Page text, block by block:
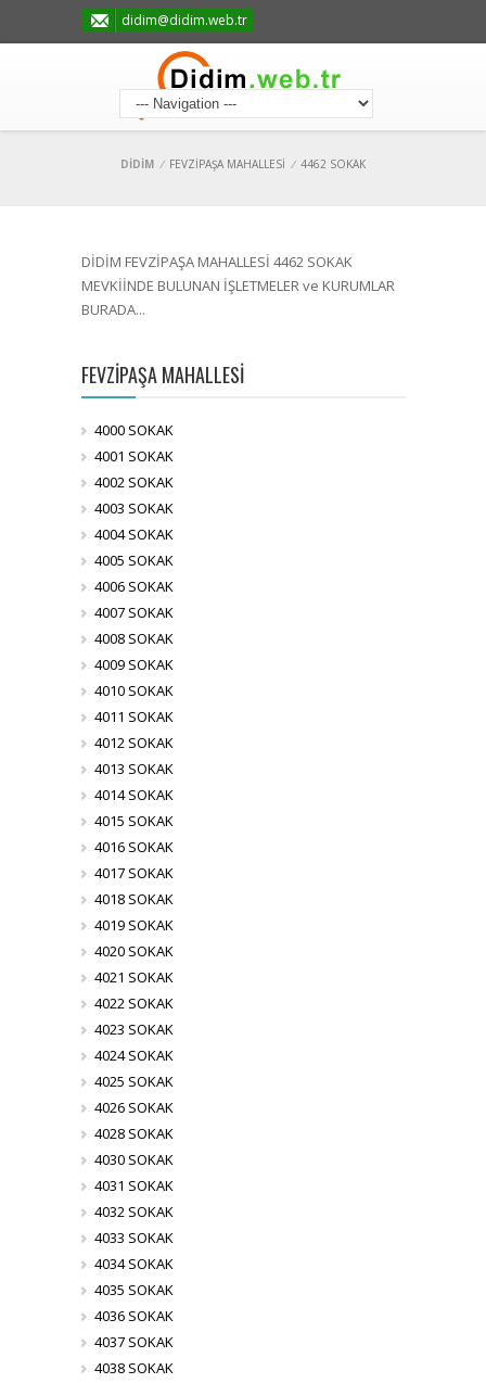
didim@didim.web.tr
DİDİM / FEVZİPAŞA MAHALLESİ / 4462 SOKAK
DİDİM FEVZİPAŞA MAHALLESİ 4462 SOKAK
MEVKİİNDE BULUNAN İŞLETMELER ve KURUMLAR
BURADA...
FEVZİPAŞA MAHALLESİ
4000 SOKAK
4001 SOKAK
4002 SOKAK
4003 SOKAK
4004 SOKAK
4005 SOKAK
4006 SOKAK
4007 SOKAK
4008 SOKAK
4009 SOKAK
4010 SOKAK
4011 SOKAK
4012 SOKAK
4013 SOKAK
4014 SOKAK
4015 SOKAK
4016 SOKAK
4017 SOKAK
4018 SOKAK
4019 SOKAK
4020 SOKAK
4021 SOKAK
4022 SOKAK
4023 SOKAK
4024 SOKAK
4025 SOKAK
4026 SOKAK
4028 SOKAK
4030 SOKAK
4031 SOKAK
4032 SOKAK
4033 SOKAK
4034 SOKAK
4035 SOKAK
4036 SOKAK
4037 SOKAK
4038 SOKAK